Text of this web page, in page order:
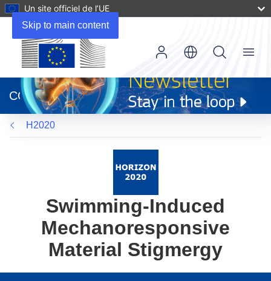
Skip to main content
Un site officiel de l’UE
dans
une
nouvelle
fenêtre)
CORDIS
Menu
H2020
Swimming-Induced
Mechanoresponsive
Material Stigmergy